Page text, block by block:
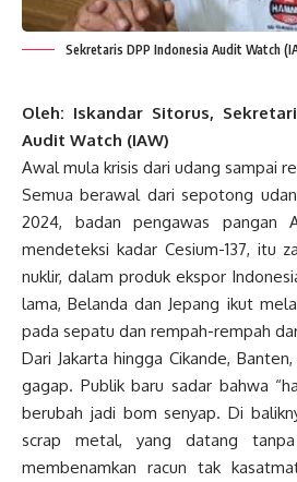
Sekretaris DPP Indonesia Audit Watch
Oleh: Iskandar Sitorus,
Audit Watch (IAW)
Awal mula krisis dari udang sampai
Semua berawal dari sepotong
2024, badan pengawas pangan
mendeteksi kadar Cesium-137, itu
nuklir, dalam produk ekspor
lama, Belanda dan Jepang ikut
pada sepatu dan rempah-rempah
Dari Jakarta hingga Cikande,
gagap. Publik baru sadar bahwa
berubah jadi bom senyap. Di
scrap metal, yang datang tanpa
membenamkan racun tak